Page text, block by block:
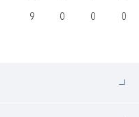
9 0 0 0